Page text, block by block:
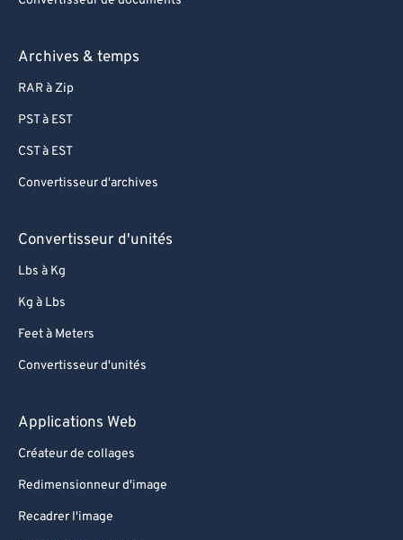
Archives & temps
RAR à Zip
PST à EST
CST à EST
Convertisseur d'archives
Convertisseur d'unités
Lbs à Kg
Kg à Lbs
Feet à Meters
Convertisseur d'unités
Applications Web
Créateur de collages
Redimensionneur d'image
Recadrer l'image